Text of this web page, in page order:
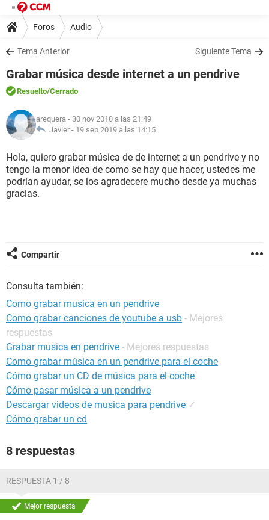
Foros Audio
Tema Anterior Siguiente Tema
Grabar música desde internet a un pendrive
Resuelto/Cerrado
arequera - 30 nov 2010 a las 21:49
Javier - 19 sep 2019 a las 14:15
Hola, quiero grabar música de de internet a un pendrive y no
tengo la menor idea de como se hay que hacer, ustedes me
podrían ayudar, se los agradecere mucho desde ya muchas
gracias.
Compartir
Consulta también:
Como grabar musica en un pendrive
Como grabar canciones de youtube a usb - Mejores
respuestas
Grabar musica en pendrive - Mejores respuestas
Como grabar música en un pendrive para el coche
Cómo grabar un CD de música para el coche
Cómo pasar música a un pendrive
Descargar videos de musica para pendrive ✓
Cómo grabar un cd
8 respuestas
RESPUESTA 1 / 8
Mejor respuesta